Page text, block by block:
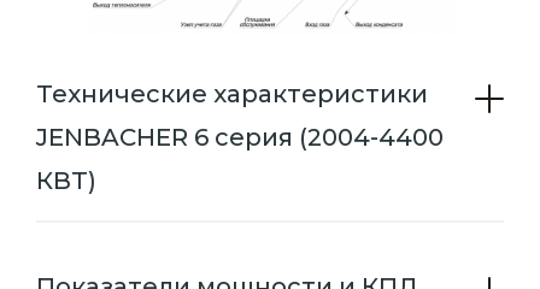
Технические характеристики
JENBACHER 6 серия (2004-4400
КВТ)